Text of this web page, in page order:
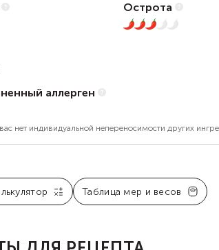
Острота
3 из 5
аллерген
нет индивидуальной непереносимости других
Таблица мер и весов